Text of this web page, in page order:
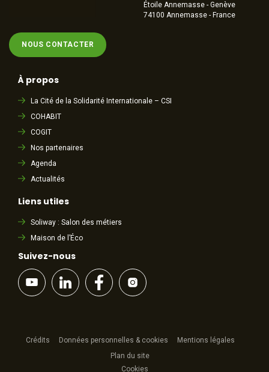
NOUS CONTACTER
Étoile Annemasse - Genève
74100 Annemasse - France
À propos
La Cité de la Solidarité Internationale – CSI
COHABIT
COGIT
Nos partenaires
Agenda
Actualités
Liens utiles
Soliway : Salon des métiers
Maison de l’Éco
Suivez-nous
Crédits Données personnelles & cookies
Mentions légales
Plan du site
Cookies